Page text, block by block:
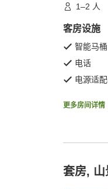
1–2 人
客房设施
智能马桶
电话
电源适
更多房间详情
套房,